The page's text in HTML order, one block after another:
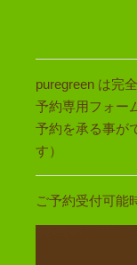
puregreen は完
予約専用フォー
予約を承る事が
す）
ご予約受付可能